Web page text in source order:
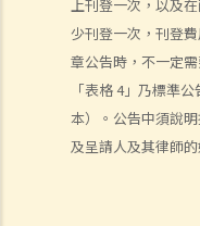
上刊登一次，以及
少刊登一次，刊登
章公告時，不一定
「表格 4」乃標準
本）。公告中須說
及呈請人及其律師的
11. T先生可否向法庭申請
個人自願安排（或稱「債
1.如債務人不想為欠債而破
2. 個人自願安排"IVA"有甚
3. IVA建議書應包含甚麼內